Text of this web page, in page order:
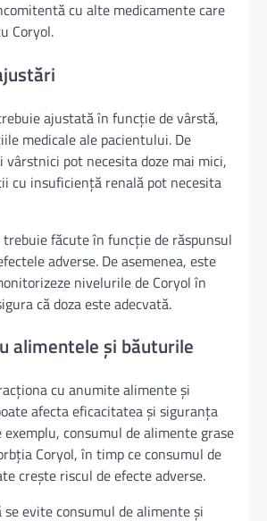
cu alte medicamente care
Coryol.
ajustată în funcție de vârstă,
medicale ale pacientului. De
vârstnici pot necesita doze mai mici,
cu insuficiență renală pot necesita
făcute în funcție de răspunsul
adverse. De asemenea, este
nivelurile de Coryol în
că doza este adecvată.
alimentele și băuturile
cu anumite alimente și
afecta eficacitatea și siguranța
consumul de alimente grase
Coryol, în timp ce consumul de
crește riscul de efecte adverse.
evite consumul de alimente și